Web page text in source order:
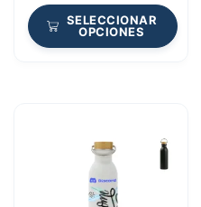
SELECCIONAR
OPCIONES